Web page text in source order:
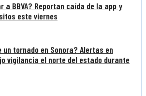
a BBVA? Reportan caída de la app y
este viernes
tornado en Sonora? Alertas en
vigilancia el norte del estado durante